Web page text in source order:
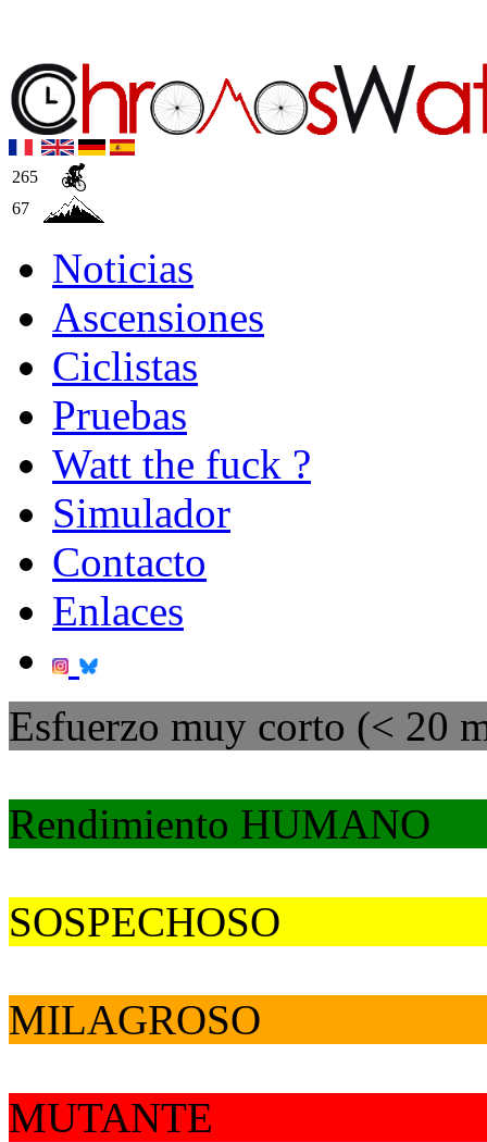
265
67
Noticias
Ascensiones
Ciclistas
Pruebas
Watt the fuck ?
Simulador
Contacto
Enlaces
Esfuerzo muy corto (< 20
Rendimiento HUMANO
SOSPECHOSO
MILAGROSO
MUTANTE